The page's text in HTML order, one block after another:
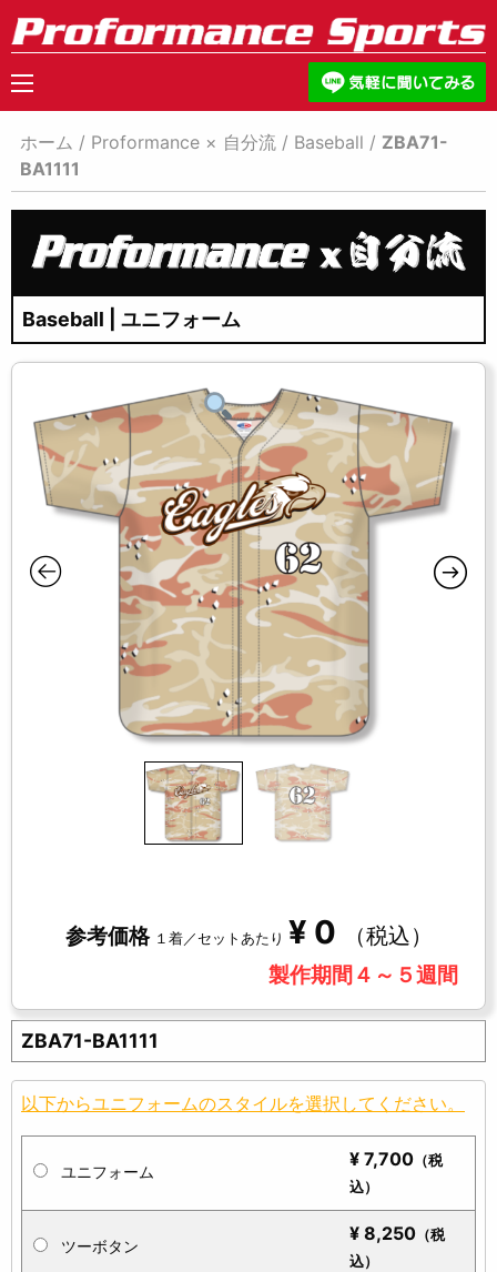
ホーム / Proformance × 自分流 / Baseball / ZBA71-
BA1111
Baseball | ユニフォーム
参考価格 １着／セットあたり ¥ 0 （税込）
製作期間４～５週間
ZBA71-BA1111
以下からユニフォームのスタイルを選択してください。
ユニフォーム
¥ 7,700 （税
込）
ツーボタン
¥ 8,250 （税
込）